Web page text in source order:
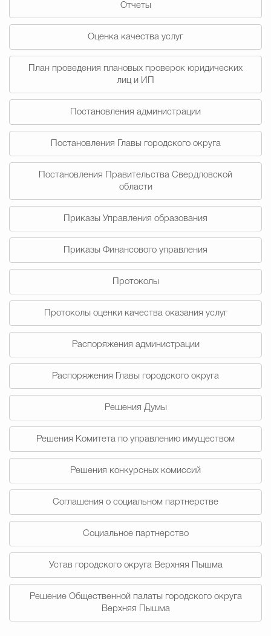
Противодействие
Муниципальные
Счётная палата Городского
Гостям Городского
Общественная
Градостроительство и
Государственные организации
Отчеты
Оценка качества услуг
План проведения плановых проверок юридических
лиц и ИП
Постановления администрации
Постановления Главы городского округа
Постановления Правительства Свердловской
области
Приказы Управления образования
Приказы Финансового управления
Протоколы
Протоколы оценки качества оказания услуг
Распоряжения администрации
Распоряжения Главы городского округа
Решения Думы
Решения Комитета по управлению имуществом
Решения конкурсных комиссий
Соглашения о социальном партнерстве
Социальное партнерство
Устав городского округа Верхняя Пышма
Решение Общественной палаты городского округа
Верхняя Пышма